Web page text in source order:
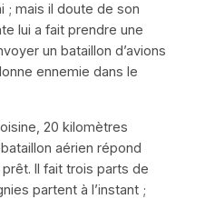
; mais il doute de son
lui a fait prendre une
un bataillon d’avions
ennemie dans le
, 20 kilomètres
aérien répond
Il fait trois parts de
partent à l’instant ;